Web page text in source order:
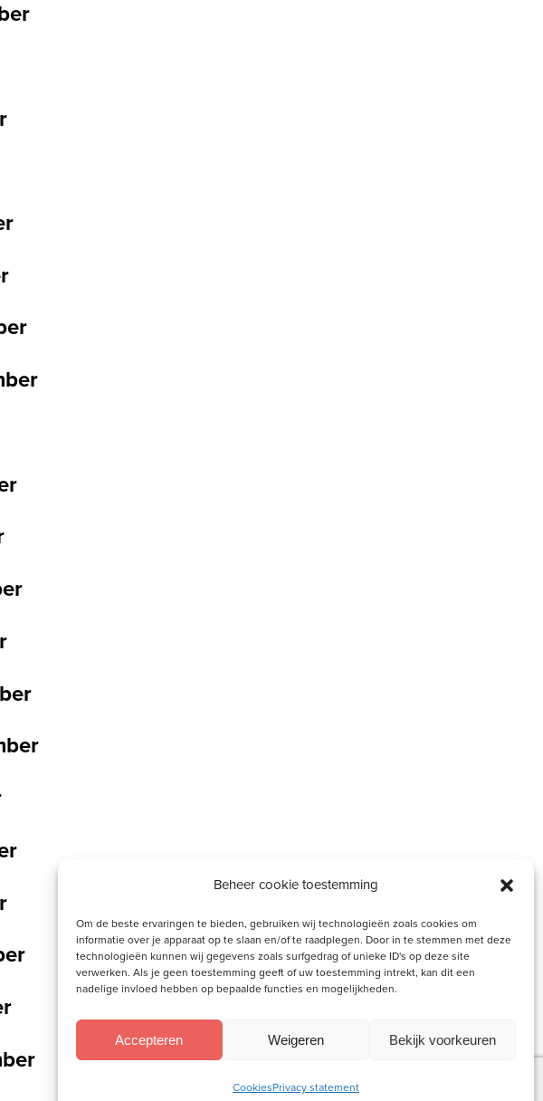
Beheer cookie toestemming
Om de beste ervaringen te bieden, gebruiken wij technologieën zoals cookies om
informatie over je apparaat op te slaan en/of te raadplegen. Door in te stemmen met deze
technologieën kunnen wij gegevens zoals surfgedrag of unieke ID's op deze site
verwerken. Als je geen toestemming geeft of uw toestemming intrekt, kan dit een
nadelige invloed hebben op bepaalde functies en mogelijkheden.
Accepteren Weigeren Bekijk voorkeuren
CookiesPrivacy statement